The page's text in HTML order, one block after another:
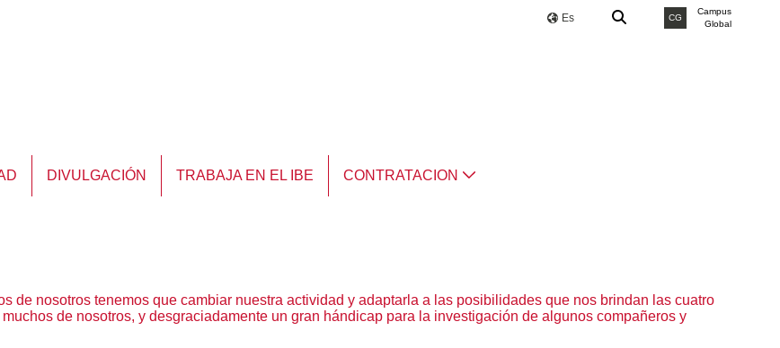
Es CG
Campus
Global
DIVULGACIÓN TRABAJA EN EL IBE CONTRATACION
de nosotros tenemos que cambiar nuestra actividad y adaptarla a las posibilidades que nos brindan las cuatro
de nosotros, y desgraciadamente un gran hándicap para la investigación de algunos compañeros y